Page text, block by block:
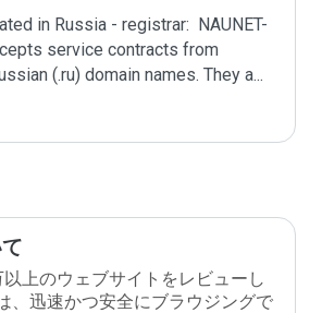
in Russia - registrar:  NAUNET-
service contracts from
(.ru) domain names. They a...
上のウェブサイトをレビューし
、迅速かつ安全にブラウジングで